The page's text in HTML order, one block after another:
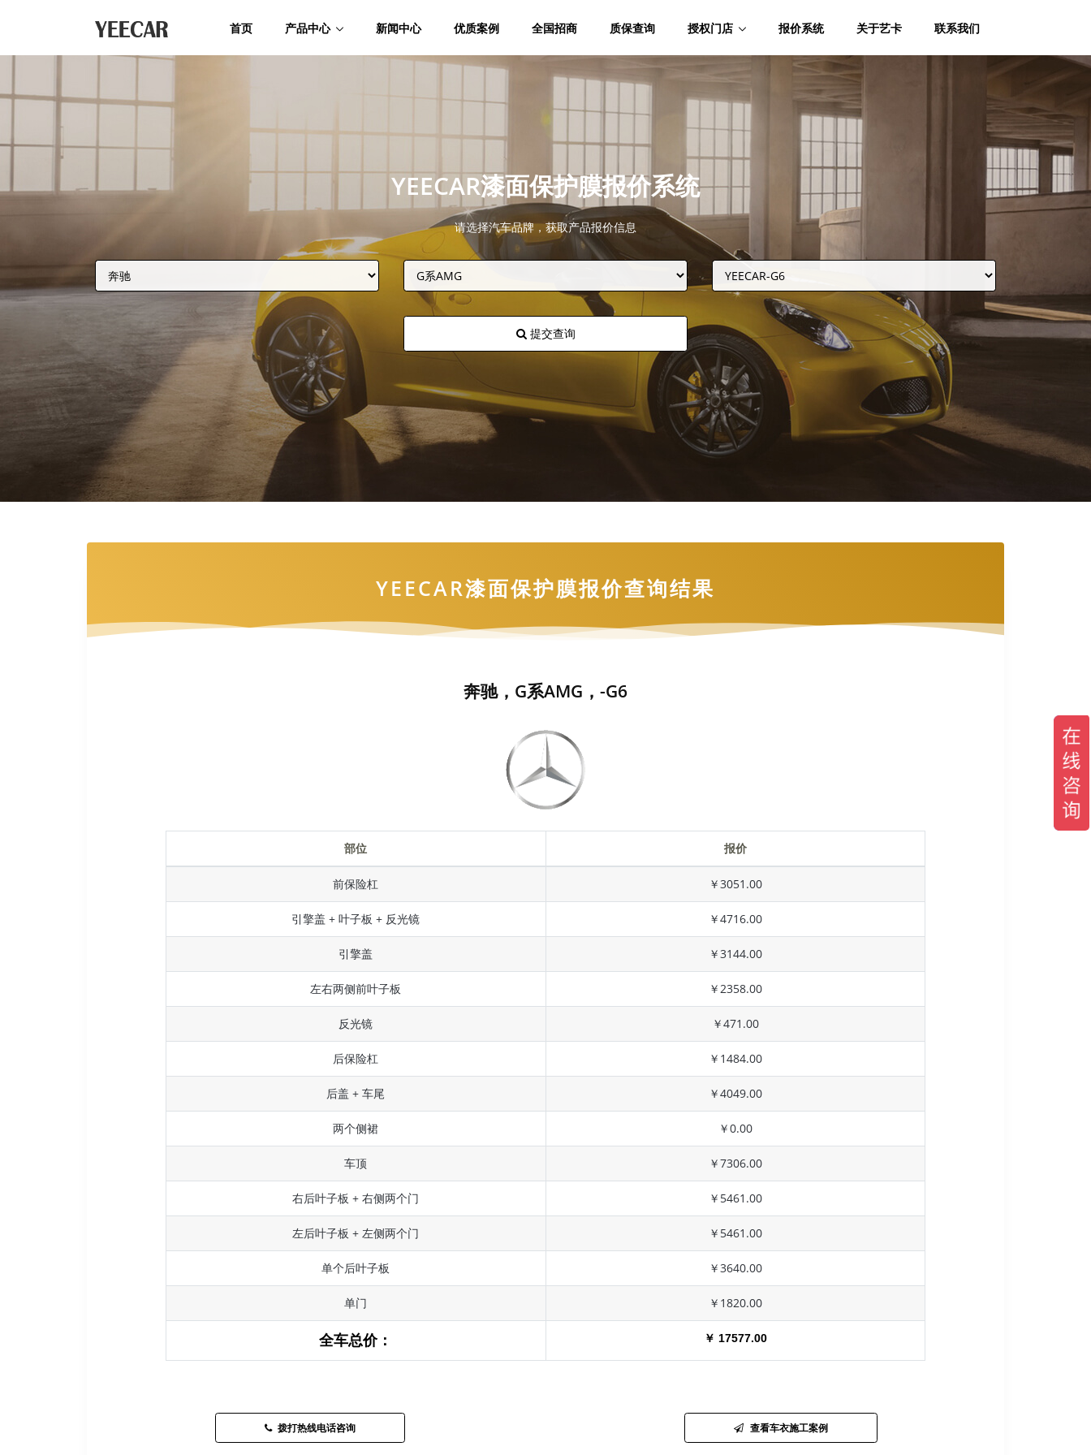
首页 产品中心 新闻中心 优质案例 全国招商 质保查询 授权门店 报价系统 关于艺卡 联系我们
YEECAR漆面保护膜报价系统
请选择汽车品牌，获取产品报价信息
提交查询
YEECAR漆面保护膜报价查询结果
奔驰，G系AMG，-G6
部位 报价
前保险杠 ￥3051.00
引擎盖 + 叶子板 + 反光镜 ￥4716.00
引擎盖 ￥3144.00
左右两侧前叶子板 ￥2358.00
反光镜 ￥471.00
后保险杠 ￥1484.00
后盖 + 车尾 ￥4049.00
两个侧裙 ￥0.00
车顶 ￥7306.00
右后叶子板 + 右侧两个门 ￥5461.00
左后叶子板 + 左侧两个门 ￥5461.00
单个后叶子板 ￥3640.00
单门 ￥1820.00
全车总价： ￥ 17577.00
拨打热线电话咨询 查看车衣施工案例